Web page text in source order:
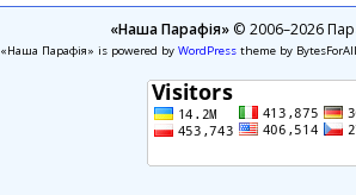
«Наша Парафія»© 2006–2026
«Наша Парафія» is powered by WordPresstheme by